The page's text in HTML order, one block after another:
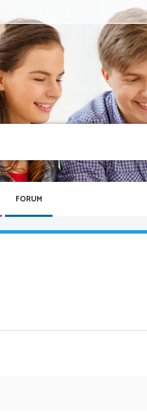
FORUM